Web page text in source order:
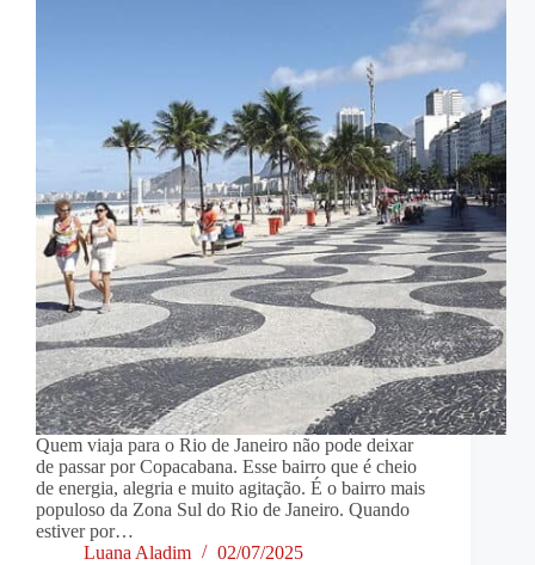
Quem viaja para o Rio de Janeiro não pode deixar
de passar por Copacabana. Esse bairro que é cheio
de energia, alegria e muito agitação. É o bairro mais
populoso da Zona Sul do Rio de Janeiro. Quando
estiver por…
Luana Aladim
02/07/2025